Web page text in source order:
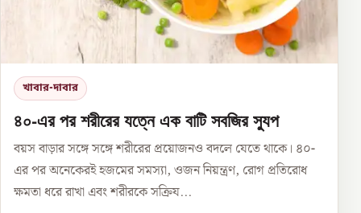
খাবার-দাবার
৪০-এর পর শরীরের যত্নে এক বাটি সবজির স্যুপ
বয়স বাড়ার সঙ্গে সঙ্গে শরীরের প্রয়োজনও বদলে যেতে থাকে। ৪০-
এর পর অনেকেরই হজমের সমস্যা, ওজন নিয়ন্ত্রণ, রোগ প্রতিরোধ
ক্ষমতা ধরে রাখা এবং শরীরকে সক্রিয...